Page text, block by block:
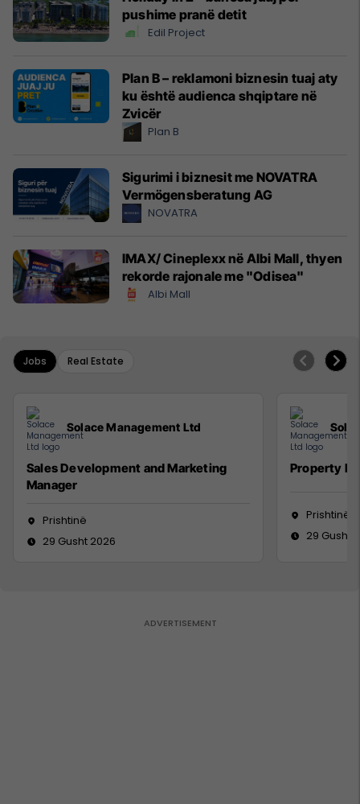
pushime pranë detit
Edil Project
Plan B – reklamoni biznesin tuaj aty
ku është audienca shqiptare në
Zvicër
Plan B
Sigurimi i biznesit me NOVATRA
Vermögensberatung AG
NOVATRA
IMAX/ Cineplexx në Albi Mall, thyen
rekorde rajonale me "Odisea"
Albi Mall
Jobs Real Estate
Solace Management Ltd
Sales Development and Marketing
Manager
Prishtinë
29 Gusht 2026
Property
Prishtinë
29 Gusht